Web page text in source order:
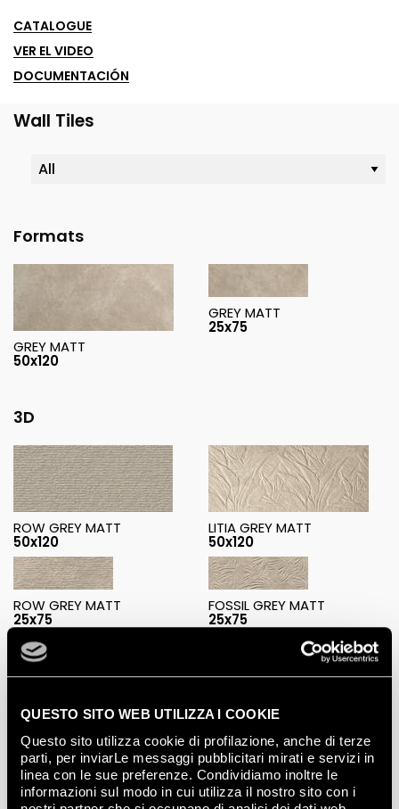
QUESTO SITO WEB UTILIZZA I COOKIE
Questo sito utilizza cookie di profilazione, anche di terze
parti, per inviarLe messaggi pubblicitari mirati e servizi in
linea con le sue preferenze. Condividiamo inoltre le
informazioni sul modo in cui utilizza il nostro sito con i
CATALOGUE
VER EL VIDEO
DOCUMENTACIÓN
Wall Tiles
Formats
GREY MATT
50x120
GREY MATT
25x75
3D
ROW GREY MATT
50x120
LITIA GREY MATT
50x120
ROW GREY MATT
25x75
FOSSIL GREY MATT
25x75
Decorations
FOSSIL SILVER INSERTO
25x75